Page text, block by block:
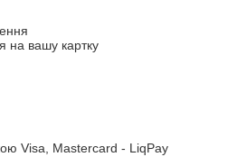
на вашу картку
Visa, Mastercard - LiqPay